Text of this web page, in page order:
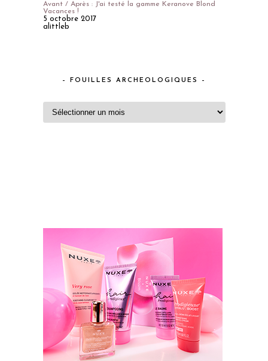
Avant / Après : J'ai testé la gamme Keranove Blond
Vacances !
5 octobre 2017
alittleb
– FOUILLES ARCHEOLOGIQUES –